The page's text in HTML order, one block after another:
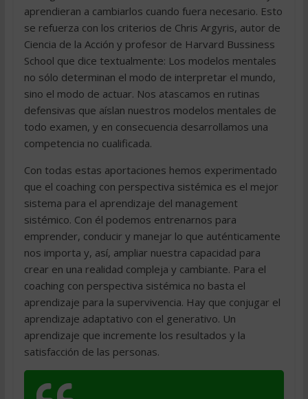
aprendieran a cambiarlos cuando fuera necesario. Esto
se refuerza con los criterios de Chris Argyris, autor de
Ciencia de la Acción y profesor de Harvard Bussiness
School que dice textualmente: Los modelos mentales
no sólo determinan el modo de interpretar el mundo,
sino el modo de actuar. Nos atascamos en rutinas
defensivas que aíslan nuestros modelos mentales de
todo examen, y en consecuencia desarrollamos una
competencia no cualificada.
Con todas estas aportaciones hemos experimentado
que el coaching con perspectiva sistémica es el mejor
sistema para el aprendizaje del management
sistémico. Con él podemos entrenarnos para
emprender, conducir y manejar lo que auténticamente
nos importa y, así, ampliar nuestra capacidad para
crear en una realidad compleja y cambiante. Para el
coaching con perspectiva sistémica no basta el
aprendizaje para la supervivencia. Hay que conjugar el
aprendizaje adaptativo con el generativo. Un
aprendizaje que incremente los resultados y la
satisfacción de las personas.